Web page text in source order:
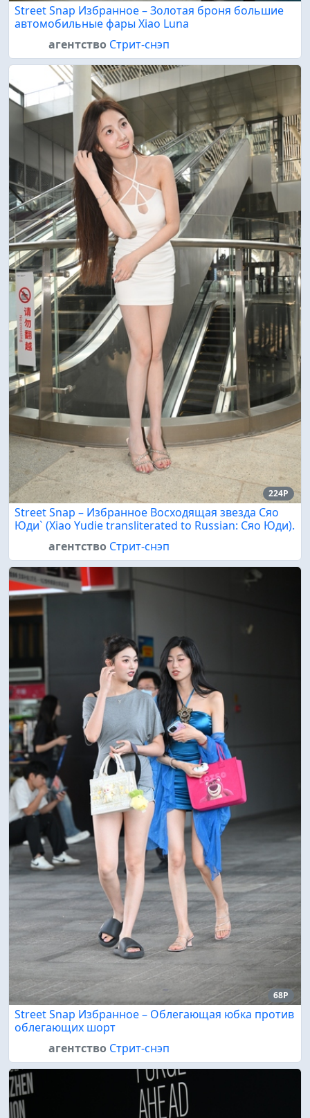
Street Snap Избранное – Золотая броня большие
автомобильные фары Xiao Luna
агентство Стрит-снэп
224P
Street Snap – Избранное Восходящая звезда Сяо
Юди` (Xiao Yudie transliterated to Russian: Сяо Юди).
агентство Стрит-снэп
68P
Street Snap Избранное – Облегающая юбка против
облегающих шорт
агентство Стрит-снэп